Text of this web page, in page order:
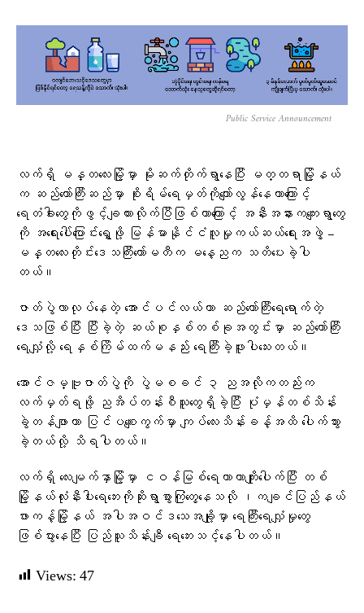
Public Service Announcement
လက်ရှိ မန္တလေးမြို့မှာ မိုးဆက်တိုက်ရွာနေပြီး မတ္တရာမြို့နယ်
က ဆည်တော်ကြီးဆည်မှာ စိုးရိမ်ရေမှတ်ကိုကျော်လွန်နေတာကြောင့်
ရေတံခါးတွေကိုဖွင့်ချထားလိုက်ပြီဖြစ်တာကြောင့် အနီးအနားကကျေးရွာတွေ
ကို အရေးပေါ်ပြောင်းရွှေ့ဖို့ မြန်မာနိုင်ငံလူမှုကယ်ဆယ်ရေးအဖွဲ့ –
မန္တလေးတိုင်းဒေသကြီးကော်မတီက မနေ့ညက သတိပေးခဲ့ပါ
တယ်။
ဇာတ်ပွဲလာလုပ်နေတဲ့ အောင်ပင်လယ်ဟာ ဆည်တော်ကြီးရေရောက်တဲ့
ဒေသဖြစ်ပြီး ပြီးခဲ့တဲ့ ဆယ်စုနှစ်တစ်ခုအတွင်းမှာ ဆည်တော်ကြီး
ရေလျှံလို့ ရေနှစ်ကြိမ်ထက်မနည်း ရေကြီးခဲ့ဖူးပါသေးတယ်။
အောင်ဇမ္ဗူဇာတ်ပွဲကို ပွဲမစခင် ၃ ညအလိုကတည်းက
လက်မှတ်ရဖို့ ညအိပ်တန်းစီသူတွေရှိခဲ့ပြီး ပုံမှန်တစ်သိန်း
ခွဲတန်ဖျာဟာ ပြင်ပစျေးကွက်မှာ ကျပ်လေးသိန်းခန့်အထိ ပေါက်သွား
ခဲ့တယ်လို့ သိရပါတယ်။
လက်ရှိ လေးမျက်နှာမြို့မှာ ငဝန်မြစ်ရေကာတာကျိုးပေါက်ပြီး တစ်
မြို့နယ်လုံးနီးပါးရေဘေးကိုဆိုးရွာစွာကြုံတွေ့နေသလို ၊ကချင်ပြည်နယ်
ဖားကန့်မြို့နယ် အပါအဝင်ဒသေအချို့မှာ ရေကြီးရေလျှံမှုတွေ
ဖြစ်ပွားနေပြီး ပြည်သူသိန်းချီ ရေဘေးသင့်နေပါတယ်။
Views: 47